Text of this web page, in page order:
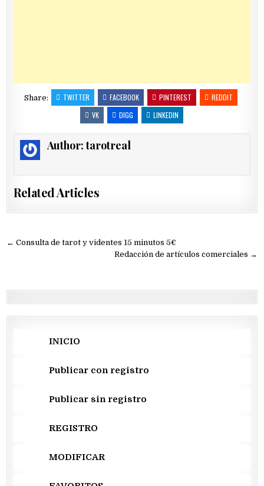
Share: TWITTER FACEBOOK PINTEREST
REDDIT
VK
DIGG LINKEDIN
Author:tarotreal
Related Articles
Navegación
← Consulta de tarot y videntes 15 minutos 5€
Redacción de artículos comerciales →
INICIO
Publicar con registro
Publicar sin registro
REGISTRO
MODIFICAR